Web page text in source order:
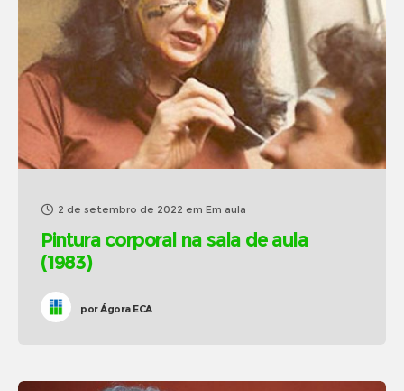
2 de setembro de 2022 em Em aula
Pintura corporal na sala de aula
(1983)
porÁgora ECA